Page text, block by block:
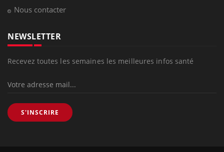
Nous contacter
NEWSLETTER
Recevez toutes les semaines les meilleures infos santé
S'INSCRIRE